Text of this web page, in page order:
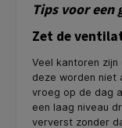
Tips voor
Zet de
Veel kantoren
deze worden niet
vroeg op de dag
een laag niveau
ververst zonder